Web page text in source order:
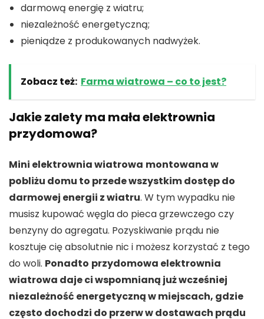
darmową energię z wiatru;
niezależność energetyczną;
pieniądze z produkowanych nadwyżek.
Zobacz też: Farma wiatrowa – co to jest?
Jakie zalety ma mała elektrownia
przydomowa?
Mini elektrownia wiatrowa montowana w
pobliżu domu to przede wszystkim dostęp do
darmowej energii z wiatru. W tym wypadku nie
musisz kupować węgla do pieca grzewczego czy
benzyny do agregatu. Pozyskiwanie prądu nie
kosztuje cię absolutnie nic i możesz korzystać z tego
do woli. Ponadto przydomowa elektrownia
wiatrowa daje ci wspomnianą już wcześniej
niezależność energetyczną w miejscach, gdzie
często dochodzi do przerw w dostawach prądu